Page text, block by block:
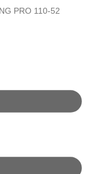
PRO 110-52